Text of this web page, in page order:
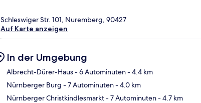
Schleswiger Str. 101, Nuremberg, 90427
Auf Karte anzeigen
In der Umgebung
Albrecht-Dürer-Haus- 6 Autominuten- 4.4 km
Nürnberger Burg - 7 Autominuten- 4.0 km
Nürnberger Christkindlesmarkt- 7 Autominuten- 4.7 km